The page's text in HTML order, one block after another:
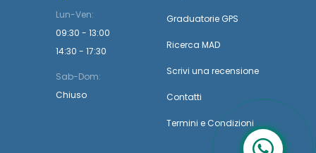
Lun-Ven:
09:30 - 13:00
14:30 - 17:30
Sab-Dom:
Chiuso
Graduatorie GPS
Ricerca MAD
Scrivi una recensione
Contatti
Termini e Condizioni